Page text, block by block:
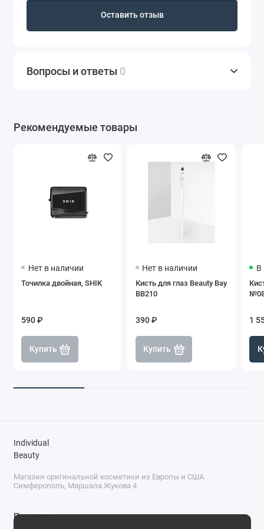
Оставить отзыв
Вопросы и ответы 0
Рекомендуемые товары
Нет в наличии
Точилка двойная, SHIK
590 ₽
Купить
Нет в наличии
Кисть для глаз Beauty Bay
BB210
390 ₽
Купить
В
1
Individual
Beauty
Магазин оригинальной косметики из Европы и США
Симферополь, Маршала Жукова 4
Поддержка